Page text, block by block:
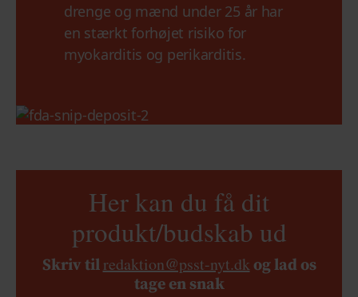
drenge og mænd under 25 år har
en stærkt forhøjet risiko for
myokarditis og perikarditis.
Her kan du få dit
produkt/budskab ud
Skriv tilredaktion@psst-nyt.dkog lad os
tage en snak